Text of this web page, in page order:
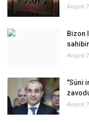
Avqust
Bizon
Avqust
"Süni
Avqust